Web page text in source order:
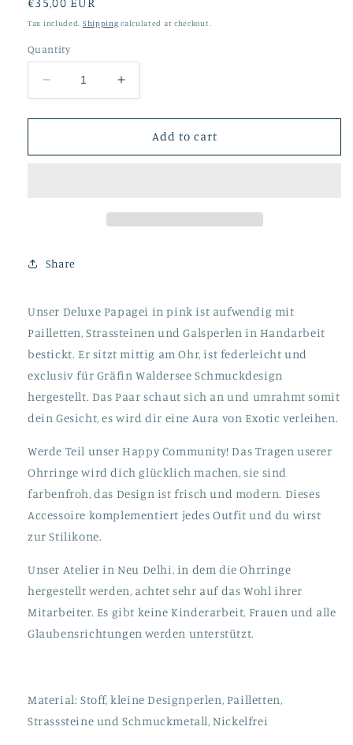
price
Tax included. Shipping calculated at checkout.
Quantity
Decrease
quantity
for
Papagei
Increase
quantity
for
Deluxe
Papagei
Add to cart
Share
Unser Deluxe Papagei in pink ist aufwendig mit
Pailletten, Strassteinen und Galsperlen in Handarbeit
bestickt. Er sitzt mittig am Ohr, ist federleicht und
exclusiv für Gräfin Waldersee Schmuckdesign
hergestellt. Das Paar schaut sich an und umrahmt somit
dein Gesicht, es wird dir eine Aura von Exotic verleihen.
Werde Teil unser Happy Community! Das Tragen userer
Ohrringe wird dich glücklich machen, sie sind
farbenfroh, das Design ist frisch und modern. Dieses
Accessoire komplementiert jedes Outfit und du wirst
zur Stilikone.
Unser Atelier in Neu Delhi, in dem die Ohrringe
hergestellt werden, achtet sehr auf das Wohl ihrer
Mitarbeiter. Es gibt keine Kinderarbeit, Frauen und alle
Glaubensrichtungen werden unterstützt.
Material: Stoff, kleine Designperlen, Pailletten,
Strasssteine und Schmuckmetall, Nickelfrei